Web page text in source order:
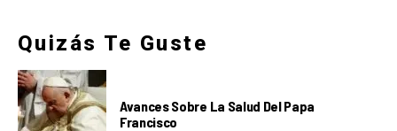
Quizás Te Guste
Avances Sobre La Salud Del Papa
Francisco